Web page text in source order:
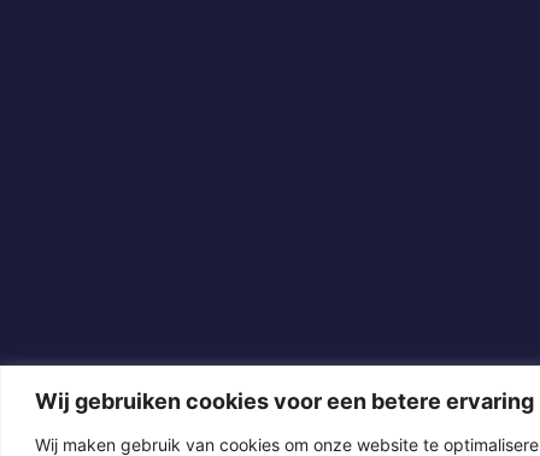
Wij gebruiken cookies voor een betere ervaring
Wij maken gebruik van cookies om onze website te